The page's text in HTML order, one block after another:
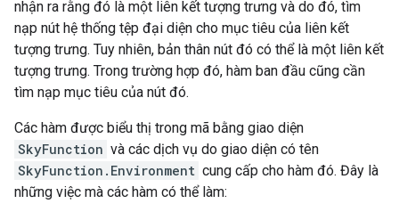
nhận ra rằng đó là một liên kết tượng trưng và do đó, tìm
nạp nút hệ thống tệp đại diện cho mục tiêu của liên kết
tượng trưng. Tuy nhiên, bản thân nút đó có thể là một liên kết
tượng trưng. Trong trường hợp đó, hàm ban đầu cũng cần
tìm nạp mục tiêu của nút đó.
Các hàm được biểu thị trong mã bằng giao diện
SkyFunction và các dịch vụ do giao diện có tên
SkyFunction.Environment cung cấp cho hàm đó. Đây là
những việc mà các hàm có thể làm: